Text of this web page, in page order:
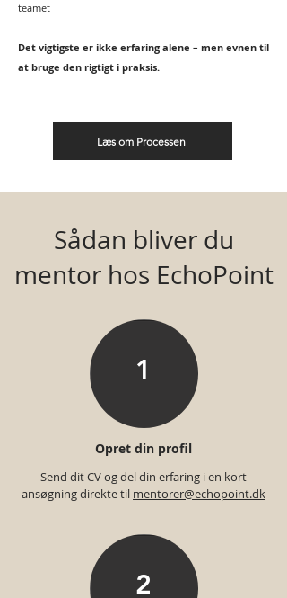
teamet
Det vigtigste er ikke erfaring alene – men evnen til
at bruge den rigtigt i praksis.
Læs om Processen
Sådan bliver du
mentor hos EchoPoint
1
Opret din profil
Send dit CV og del din erfaring i en kort
ansøgning direkte til mentorer@echopoint.dk
2